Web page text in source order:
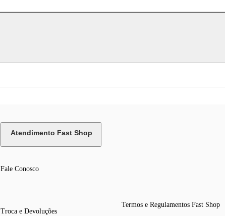
Atendimento Fast Shop
Fale Conosco
Troca e Devoluções
Termos e Regulamentos Fast Shop